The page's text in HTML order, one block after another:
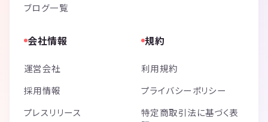
ブログ一覧
会社情報
運営会社
採用情報
プレスリリース
規約
利用規約
プライバシーポリシー
特定商取引法に基づく表